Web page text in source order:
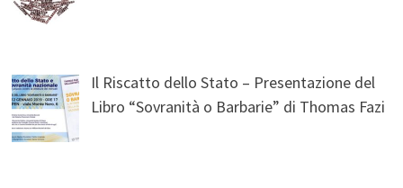
Il Riscatto dello Stato – Presentazione del
Libro “Sovranità o Barbarie” di Thomas Fazi